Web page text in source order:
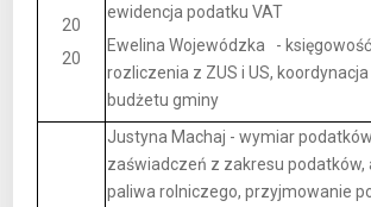
20
20
ewidencja podatku VAT
Ewelina Wojewódzka -
rozliczenia z ZUS i US,
budżetu gminy
Justyna Machaj - wymiar
zaświadczeń z zakresu podatków,
paliwa rolniczego, przyjmowanie